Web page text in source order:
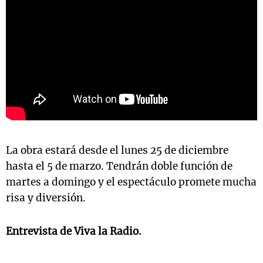
La obra estará desde el lunes 25 de diciembre
hasta el 5 de marzo. Tendrán doble función de
martes a domingo y el espectáculo promete mucha
risa y diversión.
Entrevista de Viva la Radio.